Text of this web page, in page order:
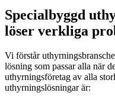
Specialbyggd
löser verkliga
Vi förstår
lösning som passar alla när
uthyrningsföretag av alla
uthyrningslösningar är: